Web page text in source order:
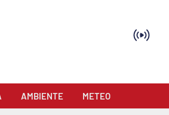
AMBIENTE METEO